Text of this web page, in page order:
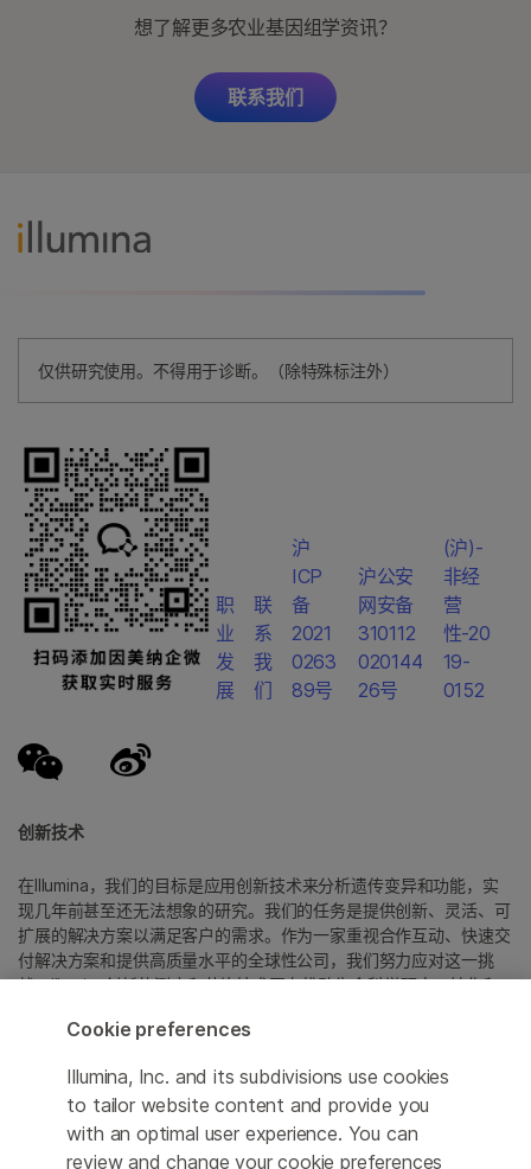
想了解更多农业基因组学资讯？
联系我们
仅供研究使用。不得用于诊断。（除特殊标注外）
创新技术
在Illumina，我们的目标是应用创新技术来分析遗传变异和功能，实
现几年前甚至还无法想象的研究。我们的任务是提供创新、灵活、可
扩展的解决方案以满足客户的需求。作为一家重视合作互动、快速交
付解决方案和提供高质量水平的全球性公司，我们努力应对这一挑
战。Illumina创新的测序和芯片技术正在推动生命科学研究、转化和
具体商标信息，请参见
www.illumina.com.cn/company/legal.html。
职
业
发
展
联
系
我
们
沪
ICP
备
2021
0263
89号
沪公安
网安备
310112
020144
26号
(沪)-
非经
营
性-20
19-
0152
Cookie preferences
Illumina, Inc. and its subdivisions use cookies
to tailor website content and provide you
with an optimal user experience. You can
review and change your cookie preferences